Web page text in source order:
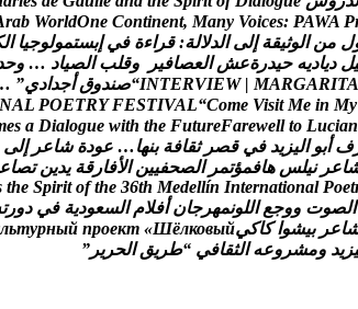
rab WorldOne Continent, Many Voices: PAWA P
ل من الوثيقة إلى الدللة: قراءة في إبستمولوجيا ال
يل دياديه حيدرةعش العصافير وقلب الصياد … وح
INTERVIEW | MARGARITA
“صندوق أجدادي”
NAL POETRY FESTIVAL“Come Visit Me in My
es a Dialogue with the FutureFarewell to Lucian
ف أبو اليزيد في قصر ثقافة بنها… عودة شاعر إلى
اعر نيلس هافمؤتمر الصحفيين الفارقة يدين تصاع
the Spirit of the 36th Medellín International Poet
الصوت ووجع اللونمهرجان أفلم السعودية في دورت
اعر بيشوا كاكي льтурный проект «Шёлковый
يزيد ومشر وعه الثقافي “طريق الحرير ”